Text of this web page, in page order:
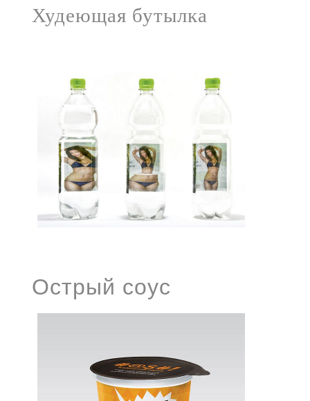
Худеющая бутылка
Острый соус